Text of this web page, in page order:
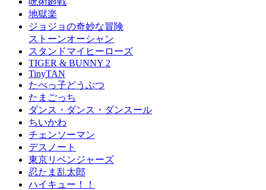
地獄楽
ジョジョの奇妙な冒険
ストーンオーシャン
スタンドマイヒーローズ
TIGER & BUNNY 2
TinyTAN
たべっ子どうぶつ
たまごっち
ダンス・ダンス・ダンスール
ちいかわ
チェンソーマン
デスノート
東京リベンジャーズ
忍たま乱太郎
ハイキュー！！